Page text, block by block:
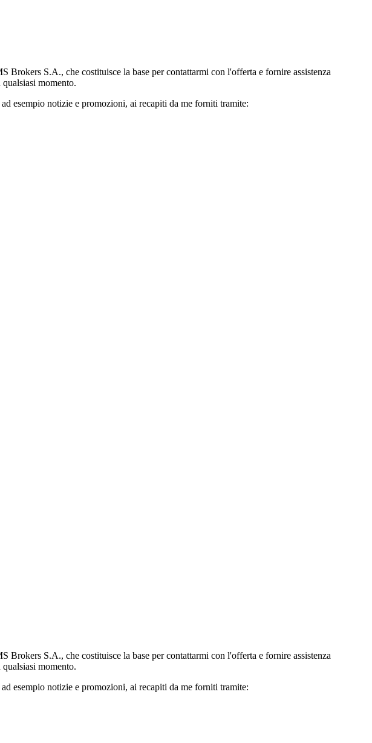
S.A., che costituisce la base per contattarmi con l'offerta e fornire assistenza
momento.
esempio notizie e promozioni, ai recapiti da me forniti tramite:
S.A., che costituisce la base per contattarmi con l'offerta e fornire assistenza
momento.
esempio notizie e promozioni, ai recapiti da me forniti tramite: